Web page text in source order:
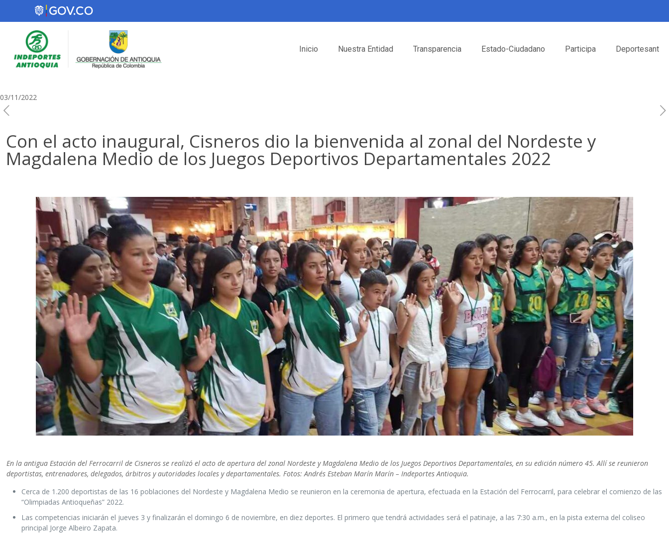
Inicio Nuestra Entidad Transparencia Estado-Ciudadano Participa Deportesant
03/11/2022
Con el acto inaugural, Cisneros dio la bienvenida al zonal del Nordeste y
Magdalena Medio de los Juegos Deportivos Departamentales 2022
En la antigua Estación del Ferrocarril de Cisneros se realizó el acto de apertura del zonal Nordeste y Magdalena Medio de los Juegos Deportivos Departamentales, en su edición número 45. Allí se reunieron
deportistas, entrenadores, delegados, árbitros y autoridades locales y departamentales. Fotos: Andrés Esteban Marín Marín – Indeportes Antioquia.
Cerca de 1.200 deportistas de las 16 poblaciones del Nordeste y Magdalena Medio se reunieron en la ceremonia de apertura, efectuada en la Estación del Ferrocarril, para celebrar el comienzo de las
“Olimpiadas Antioqueñas” 2022.
Las competencias iniciarán el jueves 3 y finalizarán el domingo 6 de noviembre, en diez deportes. El primero que tendrá actividades será el patinaje, a las 7:30 a.m., en la pista externa del coliseo
principal Jorge Albeiro Zapata.